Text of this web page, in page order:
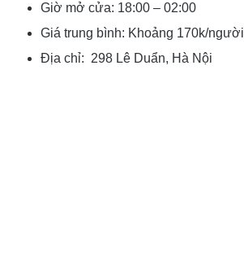
Giờ mở cửa: 18:00 – 02:00
Giá trung bình: Khoảng 170k/người
Địa chỉ: 298 Lê Duẩn, Hà Nội